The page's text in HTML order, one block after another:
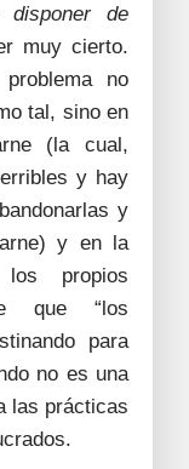
disponer de
muy cierto.
no
tal, sino en
(la cual,
y hay
y
y en la
propios
que “los
para
no es una
las prácticas